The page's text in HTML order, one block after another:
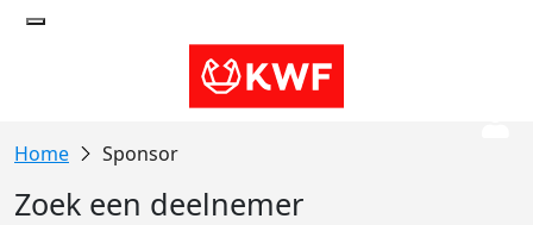
Sponsor
Zoek een deelnemer